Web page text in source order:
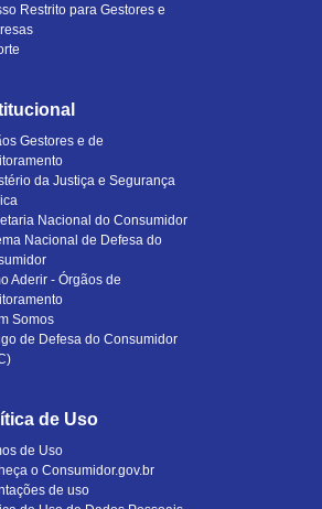
Restrito para Gestores e
Gestores e de
da Justiça e Segurança
Nacional do Consumidor
Nacional de Defesa do
Aderir - Órgãos de
Somos
de Defesa do Consumidor
de Uso
de Uso
o Consumidor.gov.br
de uso